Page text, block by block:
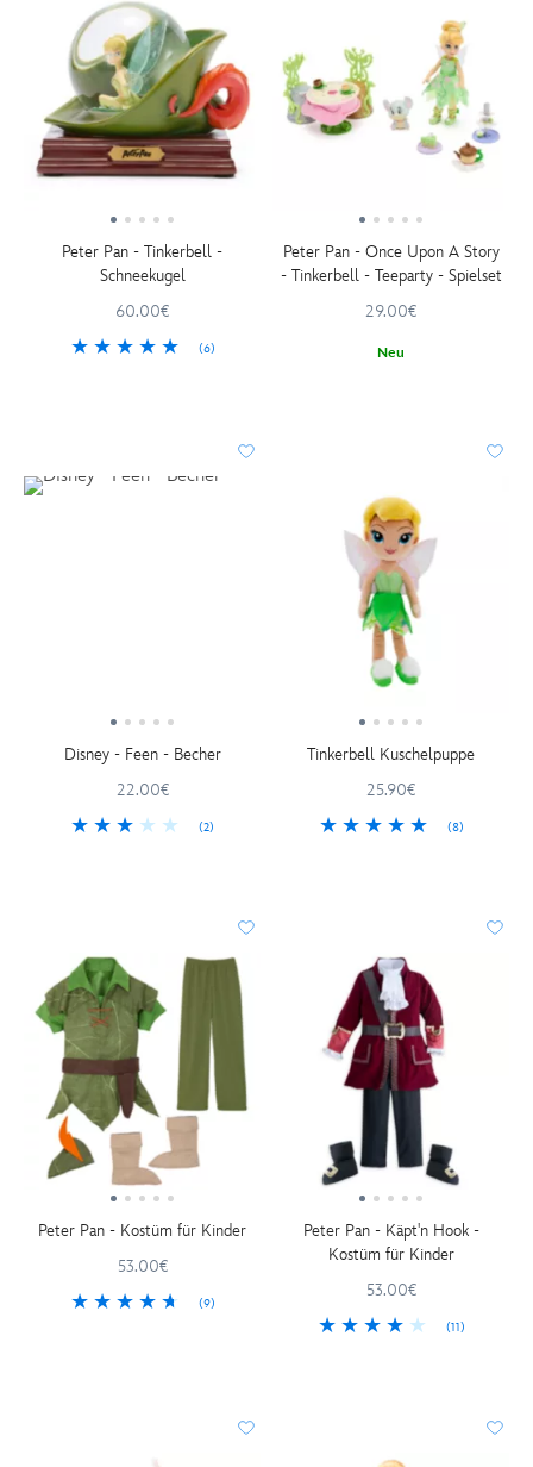
Peter Pan - Tinkerbell -
Schneekugel
60.00€
(6)
Peter Pan - Once Upon A Story
- Tinkerbell - Teeparty - Spielset
29.00€
Neu
Disney - Feen - Becher
22.00€
(2)
Tinkerbell Kuschelpuppe
25.90€
(8)
Peter Pan - Kostüm für Kinder
53.00€
(9)
Peter Pan - Käpt'n Hook -
Kostüm für Kinder
53.00€
(11)